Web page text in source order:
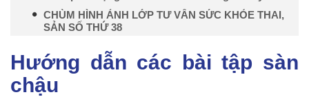
CHÙM HÌNH ẢNH LỚP TƯ VẤN SỨC KHỎE THAI,
SẢN SỐ THỨ 38
Hướng dẫn các bài tập sàn
chậu